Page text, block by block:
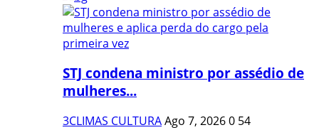
STJ condena ministro por assédio de
mulheres...
3CLIMAS CULTURAAgo 7, 20260 54